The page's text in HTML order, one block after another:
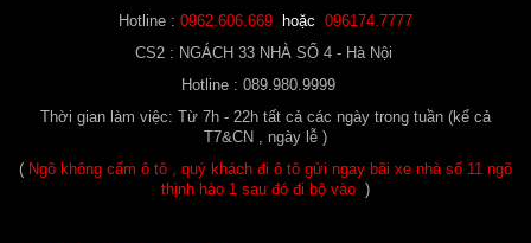
Hotline : 0962.606.669 hoặc 096174.7777
CS2 : NGÁCH 33 NHÀ SỐ 4 - Hà Nội
Hotline : 089.980.9999
Thời gian làm việc: Từ 7h - 22h tất cả các ngày trong tuần (kể cả
T7&CN , ngày lễ )
( Ngõ không cấm ô tô , quý khách đi ô tô gửi ngay bãi xe nhà số 11 ngõ
thịnh hào 1 sau đó đi bộ vào )